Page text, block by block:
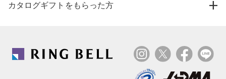
カタログギフトをもらった方